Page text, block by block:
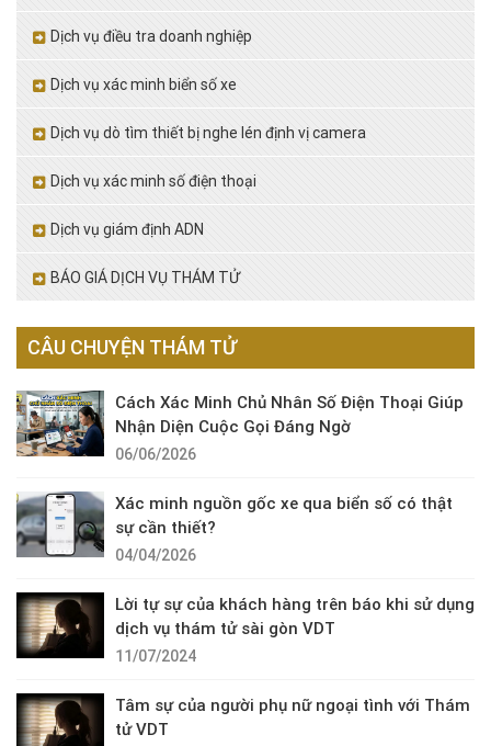
Dịch vụ điều tra doanh nghiệp
Dịch vụ xác minh biển số xe
Dịch vụ dò tìm thiết bị nghe lén định vị camera
Dịch vụ xác minh số điện thoại
Dịch vụ giám định ADN
BÁO GIÁ DỊCH VỤ THÁM TỬ
CÂU CHUYỆN THÁM TỬ
Cách Xác Minh Chủ Nhân Số Điện Thoại Giúp
Nhận Diện Cuộc Gọi Đáng Ngờ
06/06/2026
Xác minh nguồn gốc xe qua biển số có thật
sự cần thiết?
04/04/2026
Lời tự sự của khách hàng trên báo khi sử dụng
dịch vụ thám tử sài gòn VDT
11/07/2024
Tâm sự của người phụ nữ ngoại tình với Thám
tử VDT